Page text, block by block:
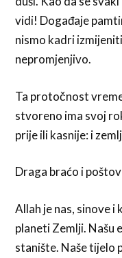
vidi! Događaje
nismo kadri
nepromjenjivo.
Ta protočnost
stvoreno ima svoj
prije ili kasnije: i
Draga braćo i
Allah je nas, sinove i
planeti Zemlji. Našu
stanište. Naše tijelo